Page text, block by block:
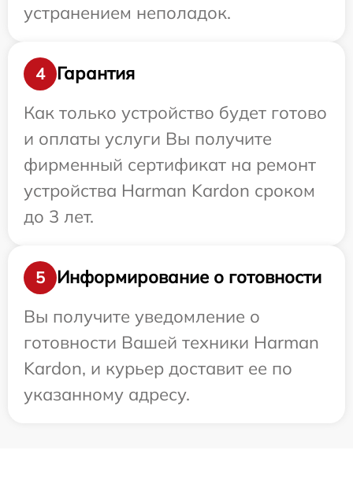
устранением неполадок.
4
Гарантия
Как только устройство будет готово
и оплаты услуги Вы получите
фирменный сертификат на ремонт
устройства Harman Kardon сроком
до 3 лет.
5
Информирование о готовности
Вы получите уведомление о
готовности Вашей техники Harman
Kardon, и курьер доставит ее по
указанному адресу.